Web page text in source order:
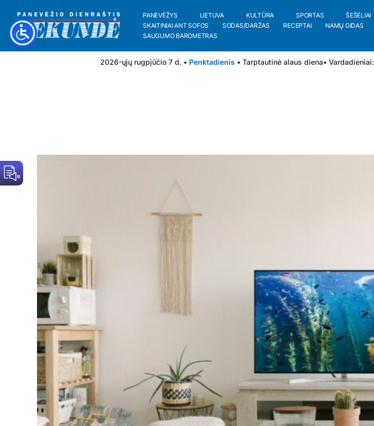
PANEVĖŽYS LIETUVA KULTŪRA SPORTAS ŠEŠĖLIAI
SKAITINIAI ANT SOFOS
SODAS/DARŽAS RECEPTAI NAMŲ GIDAS
SAUGUMO BAROMETRAS
2026-ųjų rugpjūčio 7 d. • Penktadienis • Tarptautinė alaus diena• Vardadieniai: